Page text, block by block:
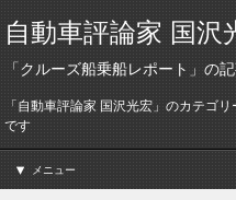
自動車評論家 国沢
「クルーズ船乗船レポート」の
「自動車評論家 国沢光宏」のカテゴ
です
メニュー